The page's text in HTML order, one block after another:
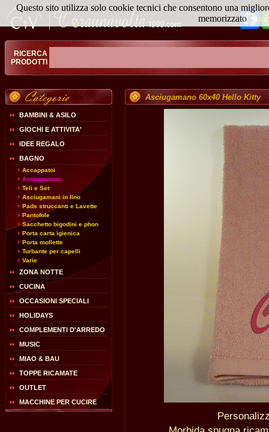
RICERCA
PRODOTTI
BAMBINI & ASILO
GIOCHI E ATTIVITA'
IDEE REGALO
BAGNO
Accappatoi
Asciugamani
Teli e Set
Asciugamani in lino
Pads struccanti e Lavette
Pantofole
Sacchetto bigodini e phon
Porta carta igienica
Porta mollette
Turbante per capelli
Varie
ZONA NOTTE
CUCINA
OCCASIONI SPECIALI
HOLIDAYS
COMPLEMENTI D'ARREDO
MUSIC
MIAO & BAU
TOPPE RICAMATE
OUTLET
MACCHINE PER CUCIRE
Asciugamano 60x40 Hello Kitty
Questo sito utilizza solo cookie tecnici che consentono una
memorizzato